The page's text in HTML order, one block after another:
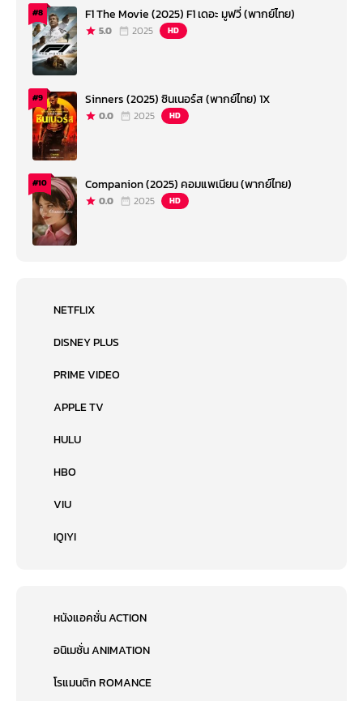
#8 F1 The Movie (2025) F1 เดอะ มูฟวี่ (พากย์ไทย)
5.0 2025 HD
#9 Sinners (2025) ซินเนอร์ส (พากย์ไทย) 1X
0.0 2025 HD
#10 Companion (2025) คอมแพเนียน (พากย์ไทย)
0.0 2025 HD
NETFLIX
DISNEY PLUS
PRIME VIDEO
APPLE TV
HULU
HBO
VIU
IQIYI
หนังแอคชั่น ACTION
อนิเมชั่น ANIMATION
โรแมนติก ROMANCE